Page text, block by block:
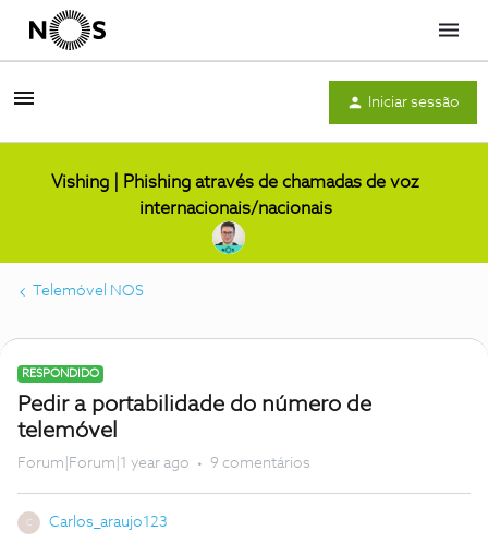
Menu
Iniciar sessão
Vishing | Phishing através de chamadas de voz
internacionais/nacionais
Telemóvel NOS
RESPONDIDO
Pedir a portabilidade do número de
telemóvel
Forum|Forum|1 year ago 9 comentários
C Carlos_araujo123